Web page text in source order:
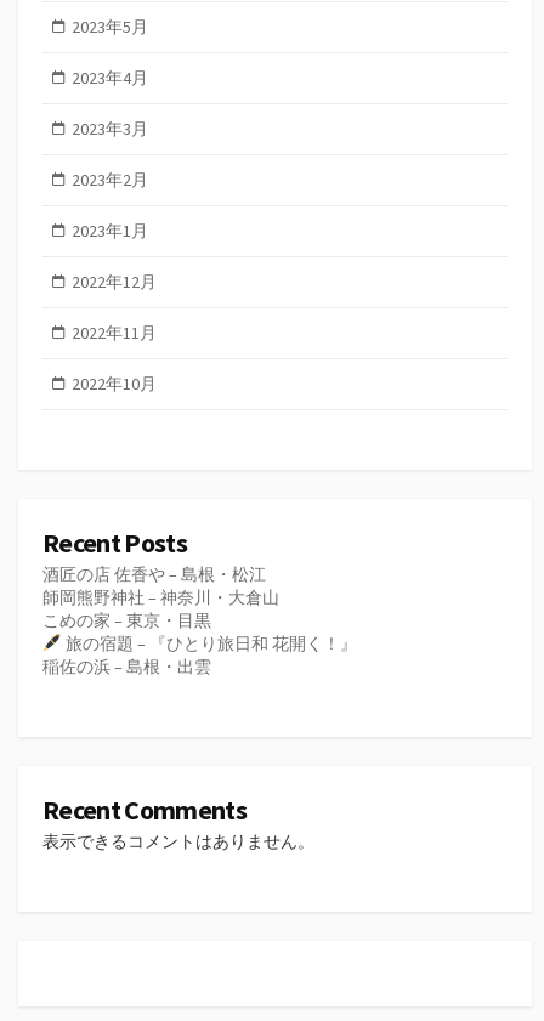
2023年5月
2023年4月
2023年3月
2023年2月
2023年1月
2022年12月
2022年11月
2022年10月
Recent Posts
酒匠の店 佐香や – 島根・松江
師岡熊野神社 – 神奈川・大倉山
こめの家 – 東京・目黒
旅の宿題 – 『ひとり旅日和 花開く！』
稲佐の浜 – 島根・出雲
Recent Comments
表示できるコメントはありません。